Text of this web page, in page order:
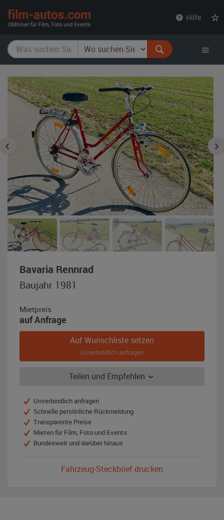
Hilfe
Bavaria Rennrad
Baujahr 1981
Mietpreis
auf Anfrage
Auf Wunschliste setzen
Unverbindlich anfragen
Teilen und Empfehlen
Unverbindlich anfragen
Schnelle persönliche Rückmeldung
Transparente Preise
Mieten für Film, Foto und Events
Bundesweit und darüber hinaus
Fahrzeug-Steckbrief drucken